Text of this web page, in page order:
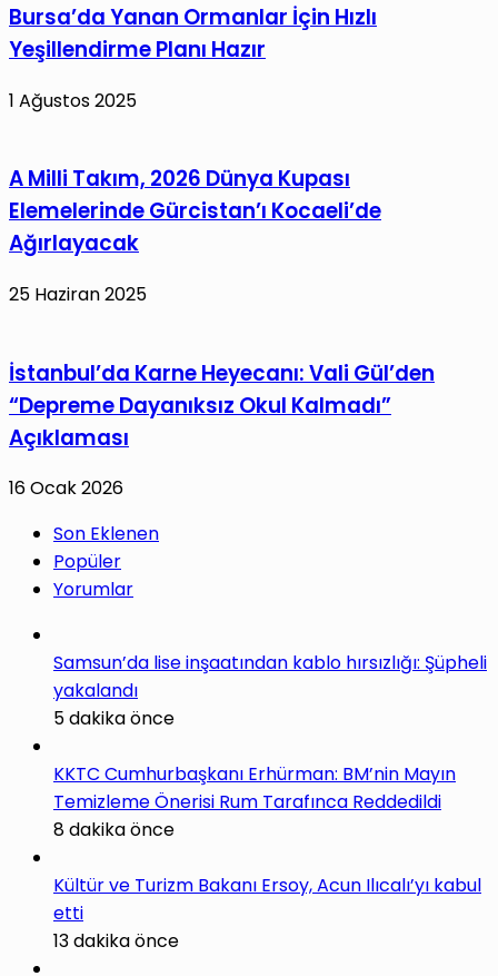
Bursa’da Yanan Ormanlar İçin Hızlı
Yeşillendirme Planı Hazır
1 Ağustos 2025
A Milli Takım, 2026 Dünya Kupası
Elemelerinde Gürcistan’ı Kocaeli’de
Ağırlayacak
25 Haziran 2025
İstanbul’da Karne Heyecanı: Vali Gül’den
“Depreme Dayanıksız Okul Kalmadı”
Açıklaması
16 Ocak 2026
Son Eklenen
Popüler
Yorumlar
Samsun’da lise inşaatından kablo hırsızlığı: Şüpheli
yakalandı
5 dakika önce
KKTC Cumhurbaşkanı Erhürman: BM’nin Mayın
Temizleme Önerisi Rum Tarafınca Reddedildi
8 dakika önce
Kültür ve Turizm Bakanı Ersoy, Acun Ilıcalı’yı kabul
etti
13 dakika önce